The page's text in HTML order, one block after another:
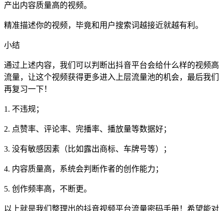
产出内容质量高的视频。
精准描述你的视频，毕竟和用户搜索词越接近就越有利。
小结
通过上述内容，我们可以判断出抖音平台会给什么样的视频高
流量，让这个视频获得更多进入上层流量池的机会，最后我们
再复习一下！
1. 不违规；
2. 点赞率、评论率、完播率、播放量等数据好；
3. 没有敏感因素（比如露出商标、车牌号等）；
4. 内容质量高，系统会判断作者的创作能力；
5. 创作频率高，不断更。
以上就是我们整理出的抖音视频平台流量密码手册！希望能对